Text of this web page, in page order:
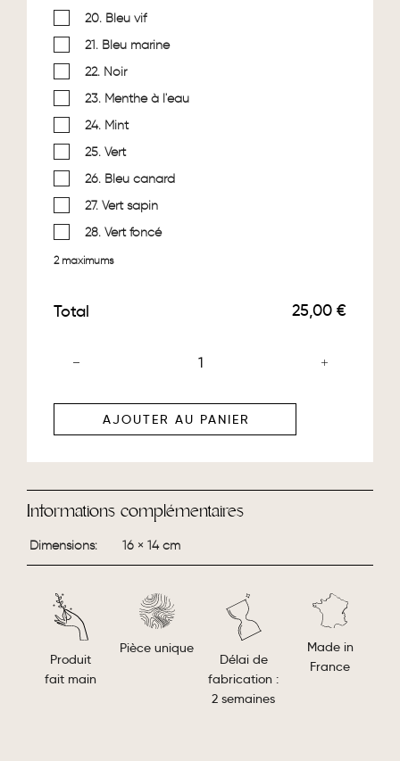
20. Bleu vif
21. Bleu marine
22. Noir
23. Menthe à l'eau
24. Mint
25. Vert
26. Bleu canard
27. Vert sapin
28. Vert foncé
2 maximums
Total 25,00 €
AJOUTER AU PANIER
Informations complémentaires
Dimensions 16 × 14 cm
Produit
fait main
Pièce unique
Délai de
fabrication :
2 semaines
Made in
France